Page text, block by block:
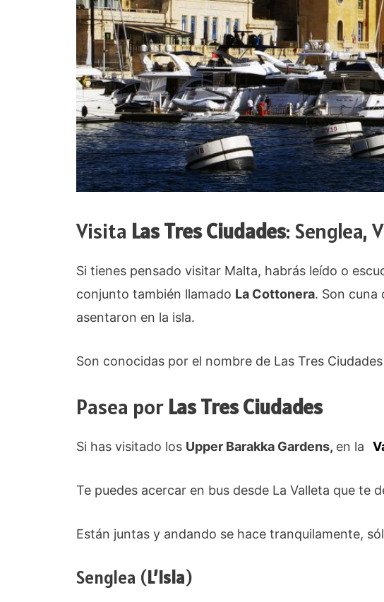
Visita Las Tres Ciudades: Senglea,
Si tienes pensado visitar Malta, habrás leído o
conjunto también llamado La Cottonera. Son cuna
asentaron en la isla.
Son conocidas por el nombre de Las Tres
Pasea por Las Tres Ciudades
Si has visitado los Upper Barakka Gardens, en la
Te puedes acercar en bus desde La Valleta que te
Están juntas y andando se hace tranquilamente,
Senglea (L’Isla)